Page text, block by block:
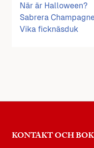
När är Halloween?
Sabrera
Vika ficknäsduk
KONTAKT OCH